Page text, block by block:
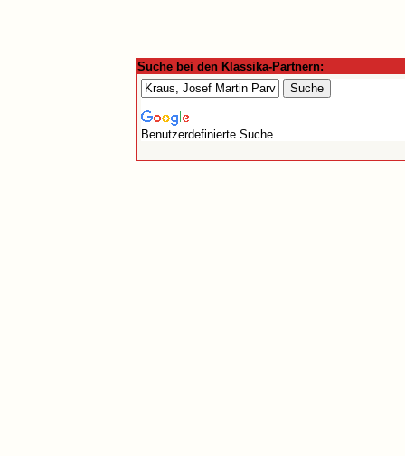
Suche bei den Klassika-Partnern:
Benutzerdefinierte Suche